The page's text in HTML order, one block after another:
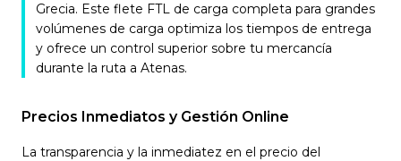
Grecia. Este flete FTL de carga completa para grandes
volúmenes de carga optimiza los tiempos de entrega
y ofrece un control superior sobre tu mercancía
durante la ruta a Atenas.
Precios Inmediatos y Gestión Online
La transparencia y la inmediatez en el precio del